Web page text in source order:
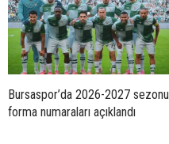
Bursaspor’da 2026-2027 sezonu
forma numaraları açıklandı